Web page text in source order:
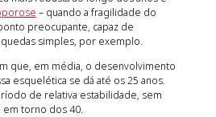
– quando a fragilidade do
preocupante, capaz de
simples, por exemplo.
que, em média, o desenvolvimento
esquelética se dá até os 25 anos.
de relativa estabilidade, sem
em torno dos 40.